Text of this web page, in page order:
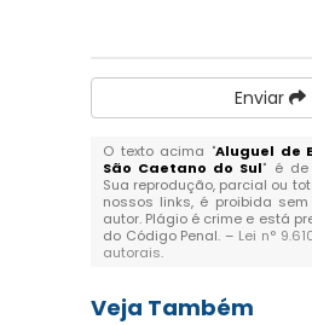
Enviar
O texto acima "Aluguel de
São Caetano do Sul" é de
Sua reprodução, parcial ou
nossos links, é proibida
autor. Plágio é crime e está
do Código Penal. – Lei n°
autorais.
Veja Também